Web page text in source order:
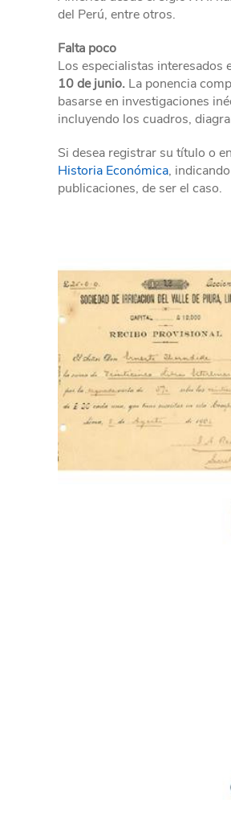
del Perú, entre otros.
Falta poco
Los especialistas interesados
10 de junio. La ponencia
basarse en investigaciones
incluyendo los cuadros,
Si desea registrar su título o
Historia Económica,
publicaciones, de ser el caso.